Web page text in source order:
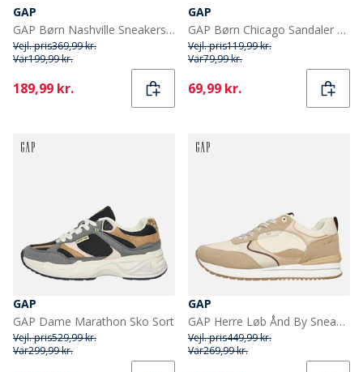
GAP
GAP Børn Nashville Sneakers Hvid
Vejl. pris369,99 kr.
Var199,99 kr.
Current
189,99 kr.
GAP
GAP Børn Chicago Sandaler Sort
Vejl. pris119,99 kr.
Var79,99 kr.
Current
69,99 kr.
GAP
GAP Dame Marathon Sko Sort
Vejl. pris529,99 kr.
Var299,99 kr.
GAP
GAP Herre Løb Ånd By Sneakers Sand
Vejl. pris449,99 kr.
Var269,99 kr.